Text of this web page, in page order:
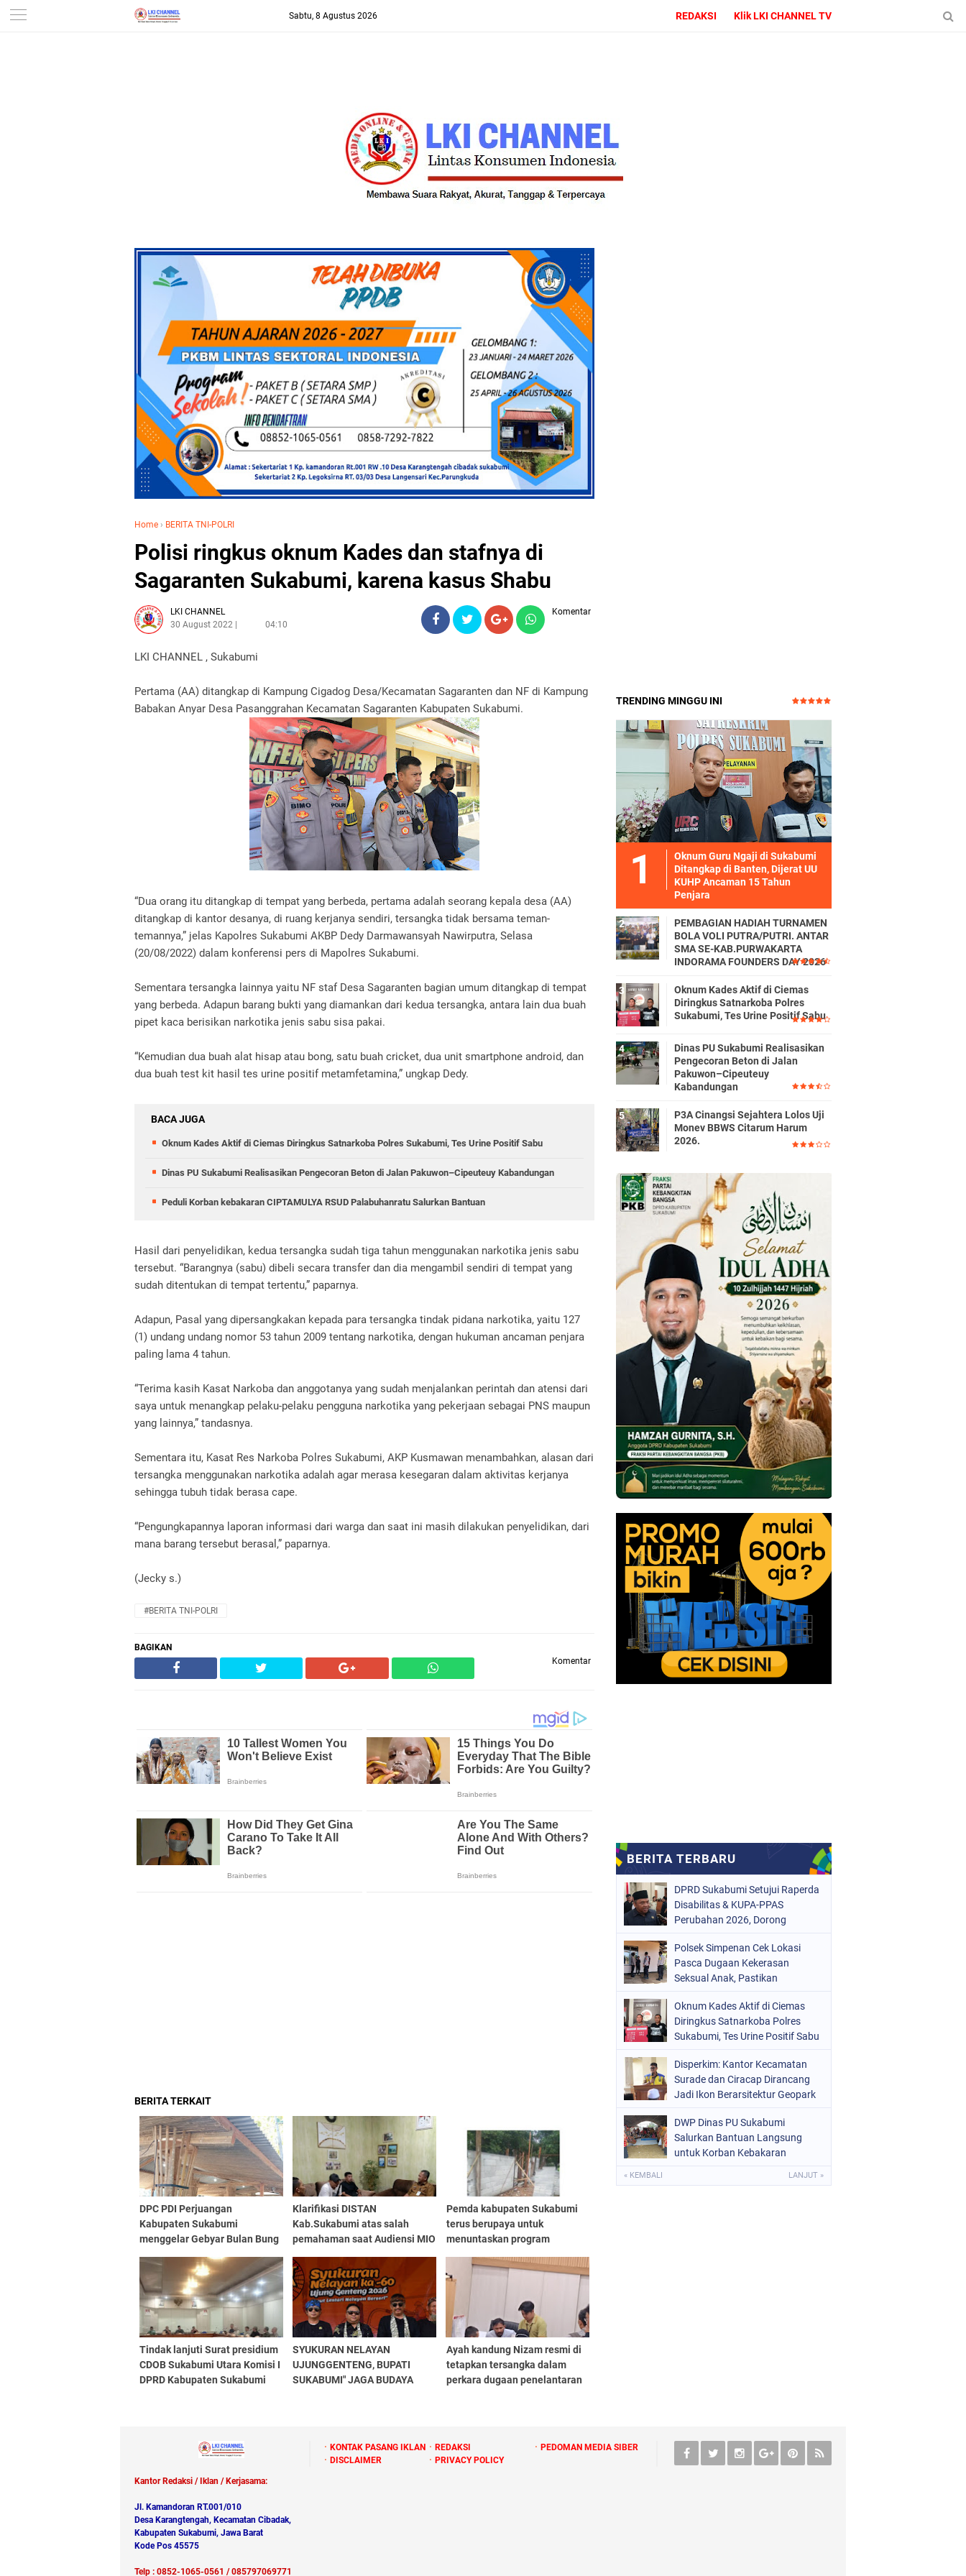
-->
Sabtu, 8 Agustus 2026 REDAKSI Klik LKI CHANNEL TV
Home › BERITA TNI-POLRI
Polisi ringkus oknum Kades dan stafnya di
Sagaranten Sukabumi, karena kasus Shabu
LKI CHANNEL
30 August 2022
04:10
Komentar
LKI CHANNEL , Sukabumi
Pertama (AA) ditangkap di Kampung Cigadog Desa/Kecamatan Sagaranten dan NF di Kampung
Babakan Anyar Desa Pasanggrahan Kecamatan Sagaranten Kabupaten Sukabumi.
“Dua orang itu ditangkap di tempat yang berbeda, pertama adalah seorang kepala desa (AA)
ditangkap di kantor desanya, di ruang kerjanya sendiri, tersangka tidak bersama teman-
temannya,” jelas Kapolres Sukabumi AKBP Dedy Darmawansyah Nawirputra, Selasa
(20/08/2022) dalam konferensi pers di Mapolres Sukabumi.
Sementara tersangka lainnya yaitu NF staf Desa Sagaranten bagian umum ditangkap di tempat
yang berbeda. Adapun barang bukti yang diamankan dari kedua tersangka, antara lain dua buah
pipet kaca berisikan narkotika jenis sabu sisa pakai.
“Kemudian dua buah alat hisap atau bong, satu buah cricket, dua unit smartphone android, dan
dua buah test kit hasil tes urine positif metamfetamina,” ungkap Dedy.
BACA JUGA
Oknum Kades Aktif di Ciemas Diringkus Satnarkoba Polres Sukabumi, Tes Urine Positif Sabu
Dinas PU Sukabumi Realisasikan Pengecoran Beton di Jalan Pakuwon–Cipeuteuy Kabandungan
Peduli Korban kebakaran CIPTAMULYA RSUD Palabuhanratu Salurkan Bantuan
Hasil dari penyelidikan, kedua tersangka sudah tiga tahun menggunakan narkotika jenis sabu
tersebut. “Barangnya (sabu) dibeli secara transfer dan dia mengambil sendiri di tempat yang
sudah ditentukan di tempat tertentu,” paparnya.
Adapun, Pasal yang dipersangkakan kepada para tersangka tindak pidana narkotika, yaitu 127
(1) undang undang nomor 53 tahun 2009 tentang narkotika, dengan hukuman ancaman penjara
paling lama 4 tahun.
“Terima kasih Kasat Narkoba dan anggotanya yang sudah menjalankan perintah dan atensi dari
saya untuk menangkap pelaku-pelaku pengguna narkotika yang pekerjaan sebagai PNS maupun
yang lainnya,” tandasnya.
Sementara itu, Kasat Res Narkoba Polres Sukabumi, AKP Kusmawan menambahkan, alasan dari
tersangka menggunakan narkotika adalah agar merasa kesegaran dalam aktivitas kerjanya
sehingga tubuh tidak berasa cape.
“Pengungkapannya laporan informasi dari warga dan saat ini masih dilakukan penyelidikan, dari
mana barang tersebut berasal,” paparnya.
(Jecky s.)
#BERITA TNI-POLRI
BAGIKAN
Komentar
BERITA TERKAIT
DPC PDI Perjuangan
Kabupaten Sukabumi
menggelar Gebyar Bulan Bung
Klarifikasi DISTAN
Kab.Sukabumi atas salah
pemahaman saat Audiensi MIO
Pemda kabupaten Sukabumi
terus berupaya untuk
menuntaskan program
Tindak lanjuti Surat presidium
CDOB Sukabumi Utara Komisi I
DPRD Kabupaten Sukabumi
SYUKURAN NELAYAN
UJUNGGENTENG, BUPATI
SUKABUMI" JAGA BUDAYA
Ayah kandung Nizam resmi di
tetapkan tersangka dalam
perkara dugaan penelantaran
TRENDING MINGGU INI
Oknum Guru Ngaji di Sukabumi
Ditangkap di Banten, Dijerat UU
KUHP Ancaman 15 Tahun
Penjara
PEMBAGIAN HADIAH TURNAMEN
BOLA VOLI PUTRA/PUTRI. ANTAR
SMA SE-KAB.PURWAKARTA
INDORAMA FOUNDERS DAY 2026
Oknum Kades Aktif di Ciemas
Diringkus Satnarkoba Polres
Sukabumi, Tes Urine Positif Sabu
Dinas PU Sukabumi Realisasikan
Pengecoran Beton di Jalan
Pakuwon–Cipeuteuy
Kabandungan
P3A Cinangsi Sejahtera Lolos Uji
Monev BBWS Citarum Harum
2026.
DPRD Sukabumi Setujui Raperda
Disabilitas & KUPA-PPAS
Perubahan 2026, Dorong
Polsek Simpenan Cek Lokasi
Pasca Dugaan Kekerasan
Seksual Anak, Pastikan
Oknum Kades Aktif di Ciemas
Diringkus Satnarkoba Polres
Sukabumi, Tes Urine Positif Sabu
Disperkim: Kantor Kecamatan
Surade dan Ciracap Dirancang
Jadi Ikon Berarsitektur Geopark
DWP Dinas PU Sukabumi
Salurkan Bantuan Langsung
untuk Korban Kebakaran
« KEMBALI LANJUT »
Kantor Redaksi / Iklan / Kerjasama:
Jl. Kamandoran RT.001/010
Desa Karangtengah, Kecamatan Cibadak,
Kabupaten Sukabumi, Jawa Barat
Kode Pos 45575
Telp : 0852-1065-0561 / 085797069771
KONTAK PASANG IKLAN REDAKSI
PEDOMAN MEDIA SIBER
DISCLAIMER
PRIVACY POLICY